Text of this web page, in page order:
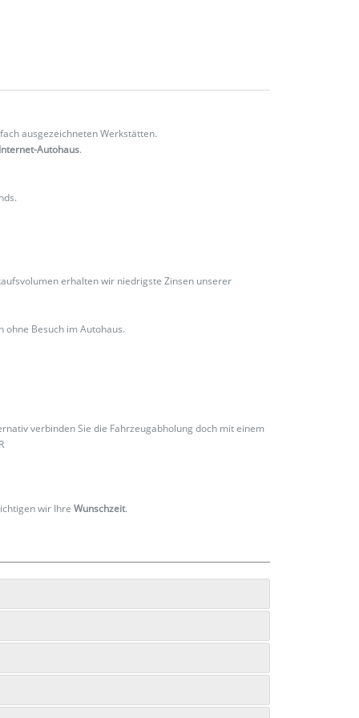
ausgezeichneten Werkstätten.
Internet-Autohaus.
erhalten wir niedrigste Zinsen unserer
ohne Besuch im Autohaus.
verbinden Sie die Fahrzeugabholung doch mit einem
wir IhreWunschzeit.